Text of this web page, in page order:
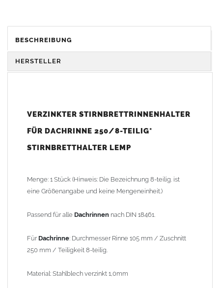
FürDachrinne: Durchmesser Rinne 105 mm / Zuschnitt 250 mm
/ Teiligkeit 8-teilig.
Rinnenhalter
Stirnbrett mit einem Gefälle von 1–3 mm pro laufendem Meter
Gewicht: 0,11 kg
Allgemeine Hinweise / Informationen:
eine 2m x 1m Blechtafel so geteilt, dass kein Verschnitt entstand.
Dass die 2m Tafel quer und nicht längs geteilt werden konnte,
Kantungen längs der Walzrichtung brach das Zinkblech
BESCHREIBUNG
HERSTELLER
VERZINKTER STIRNBRETTRINNENHALTER
FÜR DACHRINNE 250/8-TEILIG*
STIRNBRETTHALTER LEMP
Menge: 1 Stück (Hinweis: Die Bezeichnung 8-teilig. ist
eine Größenangabe und keine Mengeneinheit.)
Passend für alle Dachrinnen nach DIN 18461.
Für Dachrinne: Durchmesser Rinne 105 mm / Zuschnitt
250 mm / Teiligkeit 8-teilig.
Material: Stahlblech verzinkt 1,0mm